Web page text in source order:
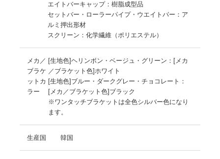
エイトバーキャップ：樹脂成型品
セットバー・ローラーパイプ・ウエイトバー：ア
ルミ押出形材
スクリーン：化学繊維（ポリエステル）
メカ／
ブラケ
ットカ
ラー
[生地色]ヘリンボン・ベージュ・グリーン：[メカ
／ブラケット色]ホワイト
[生地色]ブルー・ダークグレー・チョコレート：
[メカ／ブラケット色]ブラック
※ワンタッチブラケットは全色シルバー色になり
ます。
生産国 韓国